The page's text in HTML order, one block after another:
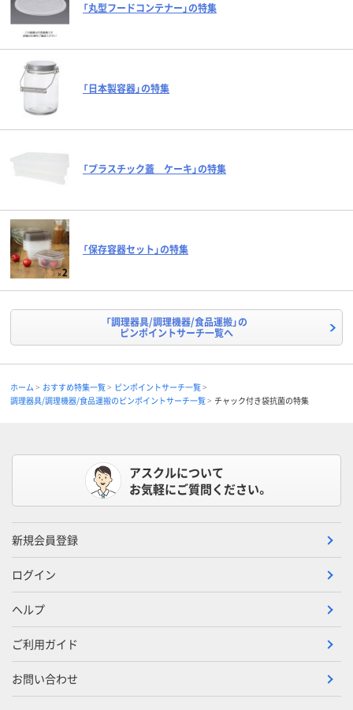
「丸型フードコンテナー」の特集
「日本製容器」の特集
「プラスチック蓋 ケーキ」の特集
「保存容器セット」の特集
「調理器具/調理機器/食品運搬」の
ピンポイントサーチ一覧へ
ホーム おすすめ特集一覧
ピンポイントサーチ一覧
調理器具/調理機器/食品運搬のピンポイントサーチ一覧
チャック付き袋抗菌の特集
アスクルについて
お気軽にご質問ください。
新規会員登録
ログイン
ヘルプ
ご利用ガイド
お問い合わせ